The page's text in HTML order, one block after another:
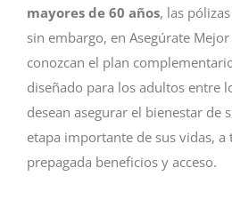
mayores de 60 años, las
sin embargo, en Asegúrate
conozcan el plan
diseñado para los adultos entre
desean asegurar el bienestar de
etapa importante de sus vidas, a
prepagada beneficios y acceso.